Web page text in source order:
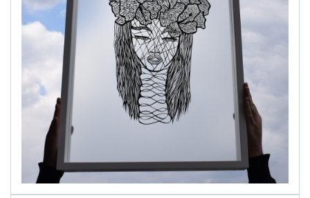
Ръчно изрязани картини